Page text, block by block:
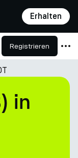
Erhalten
Registrieren
in